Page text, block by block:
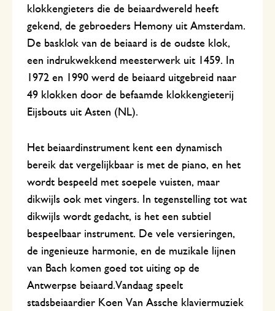
klokkengieters die de beiaardwereld heeft
gekend, de gebroeders Hemony uit Amsterdam.
De basklok van de beiaard is de oudste klok,
een indrukwekkend meesterwerk uit 1459. In
1972 en 1990 werd de beiaard uitgebreid naar
49 klokken door de befaamde klokkengieterij
Eijsbouts uit Asten (NL).
Het beiaardinstrument kent een dynamisch
bereik dat vergelijkbaar is met de piano, en het
wordt bespeeld met soepele vuisten, maar
dikwijls ook met vingers. In tegenstelling tot wat
dikwijls wordt gedacht, is het een subtiel
bespeelbaar instrument. De vele versieringen,
de ingenieuze harmonie, en de muzikale lijnen
van Bach komen goed tot uiting op de
Antwerpse beiaard.Vandaag speelt
stadsbeiaardier Koen Van Assche klaviermuziek